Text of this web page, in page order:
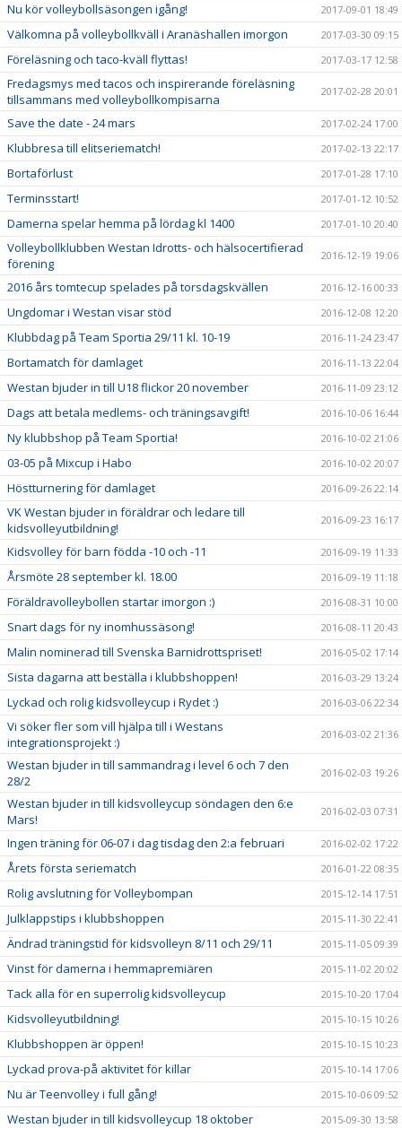
Nu kör volleybollsäsongen igång! 2017-09-01 18:49
Välkomna på volleybollkväll i Aranäshallen imorgon 2017-03-30 09:15
Föreläsning och taco-kväll flyttas! 2017-03-17 12:58
Fredagsmys med tacos och inspirerande föreläsning
tillsammans med volleybollkompisarna
2017-02-28 20:01
Save the date - 24 mars 2017-02-24 17:00
Klubbresa till elitseriematch! 2017-02-13 22:17
Bortaförlust 2017-01-28 17:10
Terminsstart! 2017-01-12 10:52
Damerna spelar hemma på lördag kl 1400 2017-01-10 20:40
Volleybollklubben Westan Idrotts- och hälsocertifierad
förening
2016-12-19 19:06
2016 års tomtecup spelades på torsdagskvällen 2016-12-16 00:33
Ungdomar i Westan visar stöd 2016-12-08 12:20
Klubbdag på Team Sportia 29/11 kl. 10-19 2016-11-24 23:47
Bortamatch för damlaget 2016-11-13 22:04
Westan bjuder in till U18 flickor 20 november 2016-11-09 23:12
Dags att betala medlems- och träningsavgift! 2016-10-06 16:44
Ny klubbshop på Team Sportia! 2016-10-02 21:06
03-05 på Mixcup i Habo 2016-10-02 20:07
Höstturnering för damlaget 2016-09-26 22:14
VK Westan bjuder in föräldrar och ledare till
kidsvolleyutbildning!
2016-09-23 16:17
Kidsvolley för barn födda -10 och -11 2016-09-19 11:33
Årsmöte 28 september kl. 18.00 2016-09-19 11:18
Föräldravolleybollen startar imorgon :) 2016-08-31 10:00
Snart dags för ny inomhussäsong! 2016-08-11 20:43
Malin nominerad till Svenska Barnidrottspriset! 2016-05-02 17:14
Sista dagarna att beställa i klubbshoppen! 2016-03-29 13:24
Lyckad och rolig kidsvolleycup i Rydet :) 2016-03-06 22:34
Vi söker fler som vill hjälpa till i Westans
integrationsprojekt :)
2016-03-02 21:36
Westan bjuder in till sammandrag i level 6 och 7 den
28/2
2016-02-03 19:26
Westan bjuder in till kidsvolleycup söndagen den 6:e
Mars!
2016-02-03 07:31
Ingen träning för 06-07 i dag tisdag den 2:a februari 2016-02-02 17:22
Årets första seriematch 2016-01-22 08:35
Rolig avslutning för Volleybompan 2015-12-14 17:51
Julklappstips i klubbshoppen 2015-11-30 22:41
Ändrad träningstid för kidsvolleyn 8/11 och 29/11 2015-11-05 09:39
Vinst för damerna i hemmapremiären 2015-11-02 20:02
Tack alla för en superrolig kidsvolleycup 2015-10-20 17:04
Kidsvolleyutbildning! 2015-10-15 10:26
Klubbshoppen är öppen! 2015-10-15 10:23
Lyckad prova-på aktivitet för killar 2015-10-14 17:06
Nu är Teenvolley i full gång! 2015-10-06 09:52
Westan bjuder in till kidsvolleycup 18 oktober 2015-09-30 13:58